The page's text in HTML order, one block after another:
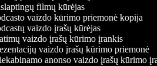
filmų kūrėjas
vaizdo kūrimo priemonė kopija
vaizdo įrašų kūrėjas
vaizdo įrašų kūrimo įrankis
vaizdo įrašų kūrimo priemonė
anonso vaizdo įrašų kūrimo